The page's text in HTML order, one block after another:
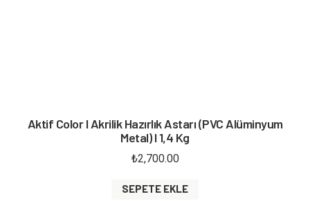
Aktif Color I Akrilik Hazırlık Astarı (PVC Alüminyum
Metal) I 1,4 Kg
₺2,700.00
SEPETE EKLE